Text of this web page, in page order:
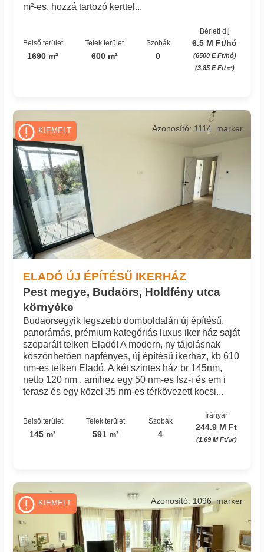
m²-es, hozzá tartozó kerttel...
Belső terület
1690 m²
Telek terület
600 m²
Szobák
0
Bérleti díj
6.5 M Ft/hó
(6500 E Ft/hó)
(3.85 E Ft/㎡)
ELADÓ ÚJ ÉPÍTÉSŰ IKERHÁZ
Pest megye, Budaörs, Holdfény utca
környéke
Azonosító: 1114_marker
Budaörsegyik legszebb domboldalán új építésű,
panorámás, prémium kategóriás luxus iker ház saját
szeparált telken Eladó! A modern, ny tájolásnak
köszönhetően napfényes, új építésű ikerház, kb 610
nm-es telken Eladó. A két szintes ház br 145nm,
netto 120 nm , amihez egy 50 nm-es fsz-i és em i
terasz és egy közel 35 nm-es térkövezett kocsi...
Belső terület
145 m²
Telek terület
591 m²
Szobák
4
Irányár
244.9 M Ft
(1.69 M Ft/㎡)
KIEMELT
Azonosító: 1096_marker
KIEMELT